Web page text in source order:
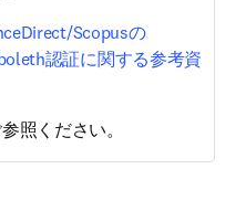
Scopusの
認証に関する参考資
照ください。